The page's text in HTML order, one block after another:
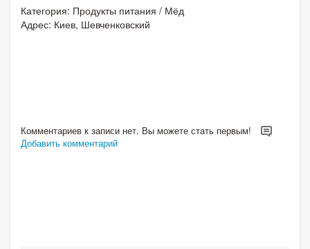
Категория: Продукты питания / Мёд
Адрес: Киев, Шевченковский
Комментариев к записи нет. Вы можете стать первым!
Добавить комментарий